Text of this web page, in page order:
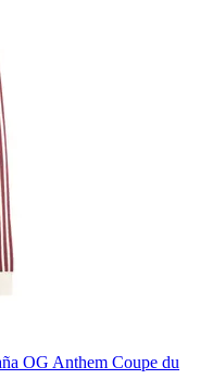
OG Anthem Coupe du